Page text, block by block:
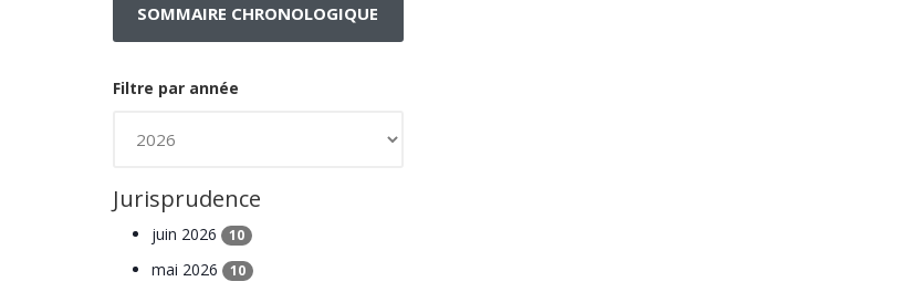
SOMMAIRE CHRONOLOGIQUE
Filtre par année
Jurisprudence
juin 2026 10
mai 2026 10